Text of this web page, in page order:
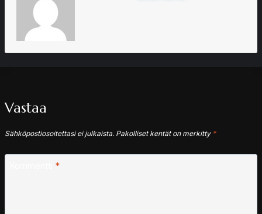
Vastaa
Sähköpostiosoitettasi ei julkaista. Pakolliset kentät on merkitty *
*